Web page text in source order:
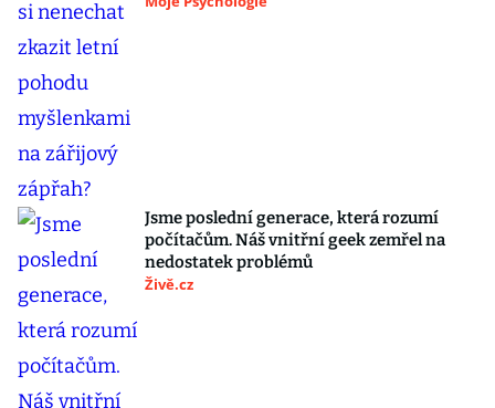
Jsme poslední generace, která rozumí
počítačům. Náš vnitřní geek zemřel na
nedostatek problémů
Živě.cz